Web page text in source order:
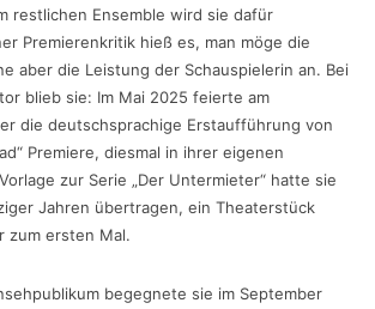
restlichen Ensemble wird sie dafür
Premierenkritik hieß es, man möge die
aber die Leistung der Schauspielerin an. Bei
blieb sie: Im Mai 2025 feierte am
die deutschsprachige Erstaufführung von
Premiere, diesmal in ihrer eigenen
zur Serie „Der Untermieter“ hatte sie
Jahren übertragen, ein Theaterstück
zum ersten Mal.
begegnete sie im September